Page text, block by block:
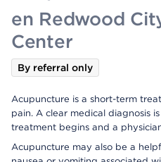
en Redwood
Center
By referral only
Acupuncture is a short-term
pain. A clear medical diagnosis
treatment begins and a
Acupuncture may also be a